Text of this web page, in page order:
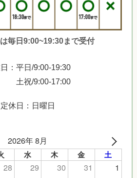
毎日9:00~19:30まで受付
：平日/9:00-19:30
/9:00-17:00
定休日：日曜日
2026年 8月
水 木 金 土
28 29 30 31
1